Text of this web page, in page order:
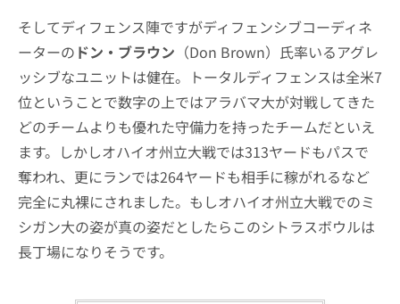
そしてディフェンス陣ですがディフェンシブコーディネ
ーターの ドン・ブラウン （Don Brown）氏率いるアグレ
ッシブなユニットは健在。トータルディフェンスは全米7
位ということで数字の上ではアラバマ大が対戦してきた
どのチームよりも優れた守備力を持ったチームだといえ
ます。しかしオハイオ州立大戦では313ヤードもパスで
奪われ、更にランでは264ヤードも相手に稼がれるなど
完全に丸裸にされました。もしオハイオ州立大戦でのミ
シガン大の姿が真の姿だとしたらこのシトラスボウルは
長丁場になりそうです。